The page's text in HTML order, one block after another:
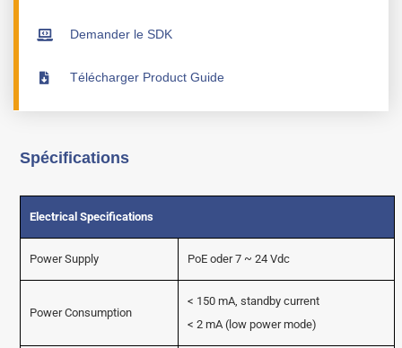
Demander le SDK
Télécharger Product Guide
Spécifications
Electrical Specifications
Power Supply PoE oder 7 ~ 24 Vdc
Power Consumption
< 150 mA, standby current
< 2 mA (low power mode)